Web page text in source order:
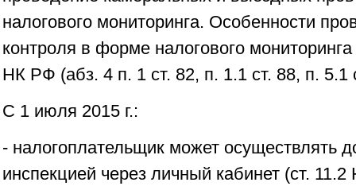
налогового мониторинга. Особенности
контроля в форме налогового
НК РФ (абз. 4 п. 1 ст. 82, п. 1.1 ст. 88, п.
С 1 июля 2015 г.:
- налогоплательщик может осуществлять
инспекцией через личный кабинет (ст.